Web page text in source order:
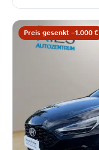
Preis gesenkt −1.000 €